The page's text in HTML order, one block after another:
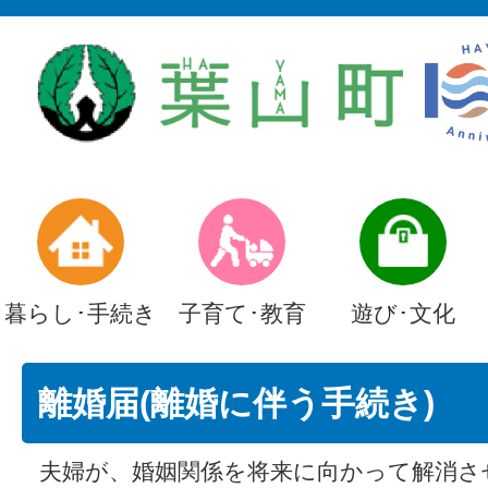
暮らし･手続き 子育て･教育 遊び･文化
離婚届(離婚に伴う手続き)
夫婦が、婚姻関係を将来に向かって解消